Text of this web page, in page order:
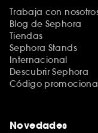
Trabaja con
Blog de Sephora
Tiendas
Sephora Stands
Internacional
Descubrir Sephora
Código
Novedades